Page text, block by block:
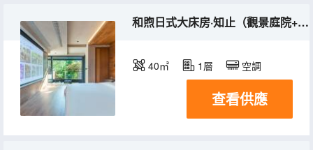
和煦日式大床房·知止（觀景庭院+洗衣機+電熱晾衣架）
40㎡ 1層 空調
查看供應